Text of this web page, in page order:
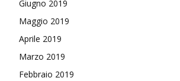
Giugno 2019
Maggio 2019
Aprile 2019
Marzo 2019
Febbraio 2019